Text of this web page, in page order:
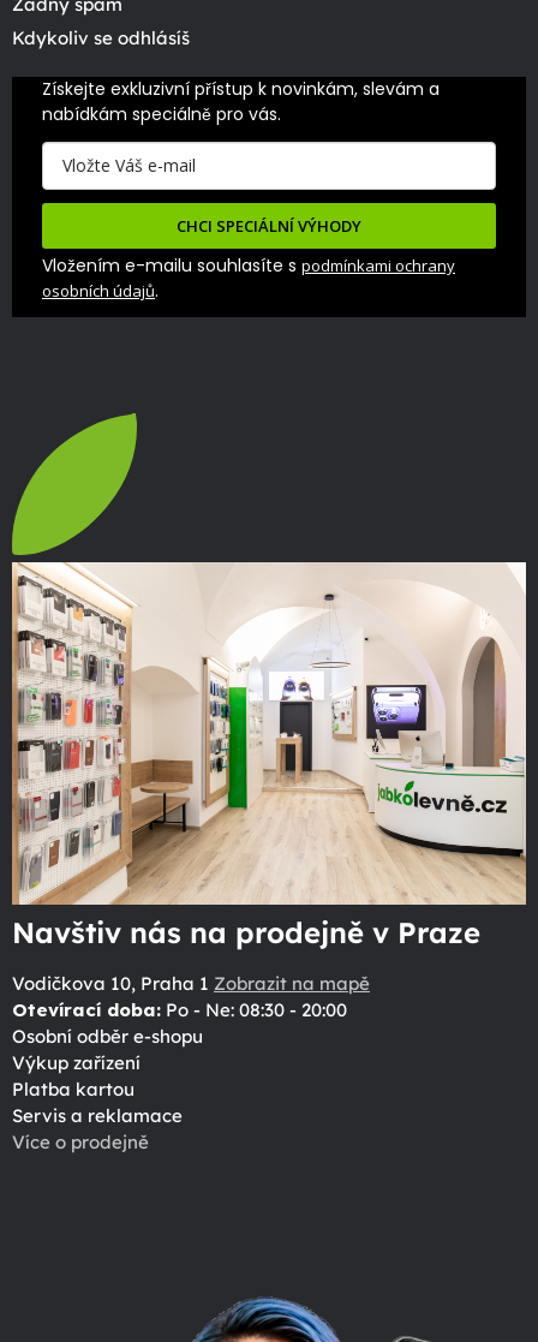
Kdykoliv se odhlásíš
Získejte exkluzivní přístup k novinkám, slevám a
nabídkám speciálně pro vás.
CHCI SPECIÁLNÍ VÝHODY
Vložením e-mailu souhlasíte s podmínkami ochrany
osobních údajů.
Navštiv nás na prodejně v Praze
Vodičkova 10, Praha 1 Zobrazit na mapě
Otevírací doba: Po - Ne: 08:30 - 20:00
Osobní odběr e-shopu
Výkup zařízení
Platba kartou
Servis a reklamace
Více o prodejně